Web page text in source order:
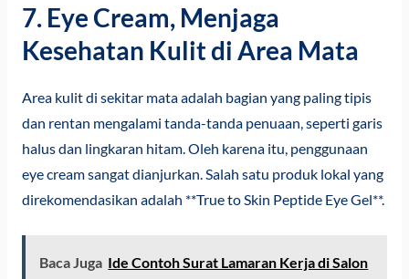
7. Eye Cream, Menjaga
Kesehatan Kulit di Area Mata
Area kulit di sekitar mata adalah bagian yang paling tipis
dan rentan mengalami tanda-tanda penuaan, seperti garis
halus dan lingkaran hitam. Oleh karena itu, penggunaan
eye cream sangat dianjurkan. Salah satu produk lokal yang
direkomendasikan adalah **True to Skin Peptide Eye Gel**.
Baca Juga Ide Contoh Surat Lamaran Kerja di Salon